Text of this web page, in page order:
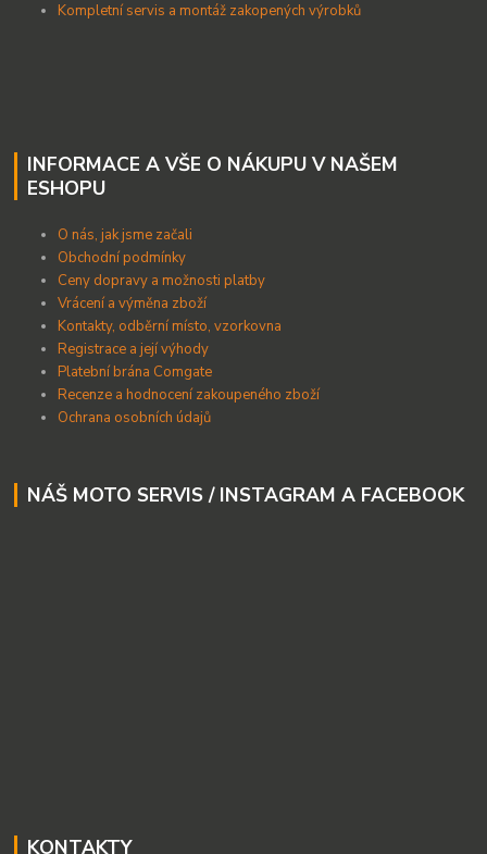
Kompletní servis a montáž zakopených výrobků
INFORMACE A VŠE O NÁKUPU V NAŠEM
ESHOPU
O nás, jak jsme začali
Obchodní podmínky
Ceny dopravy a možnosti platby
Vrácení a výměna zboží
Kontakty, odběrní místo, vzorkovna
Registrace a její výhody
Platební brána Comgate
Recenze a hodnocení zakoupeného zboží
Ochrana osobních údajů
NÁŠ MOTO SERVIS / INSTAGRAM A FACEBOOK
KONTAKTY